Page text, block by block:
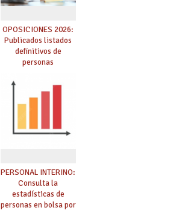
OPOSICIONES 2026:
Publicados listados
definitivos de
personas
hacer ahora si he
obtenido plaza?
PERSONAL INTERINO:
Consulta la
estadísticas de
personas en bolsa por